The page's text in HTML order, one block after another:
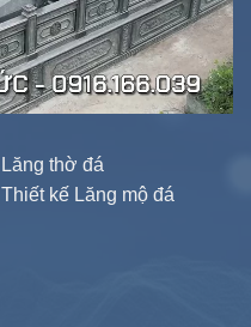
Lăng thờ đá
Thiết kế Lăng mộ đá